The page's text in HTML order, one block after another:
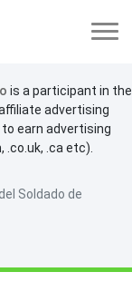
is a participant in the
advertising
earn advertising
.ca etc).
Soldado de